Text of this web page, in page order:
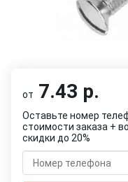
от 7.43 р.
Оставьте номер
стоимости заказа +
скидки до 20%